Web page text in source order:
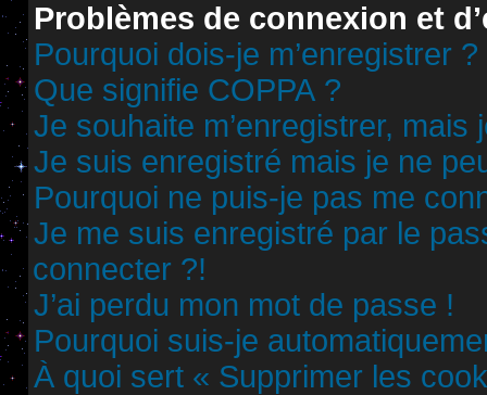
Problèmes de connexion et
Pourquoi dois-je m’enregistrer ?
Que signifie COPPA ?
Je souhaite m’enregistrer, mais
Je suis enregistré mais je ne
Pourquoi ne puis-je pas me
Je me suis enregistré par le
connecter ?!
J’ai perdu mon mot de passe !
Pourquoi suis-je
À quoi sert « Supprimer les